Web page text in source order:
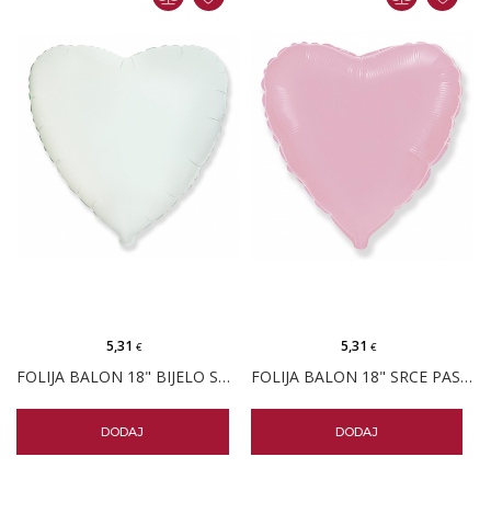
FOLIJA BALON 18" BIJELO SRCE PK
5,31€
DODAJ
FOLIJA BALON 18" SRCE PASTELNO ROZO PK
5,31 €
DODAJ